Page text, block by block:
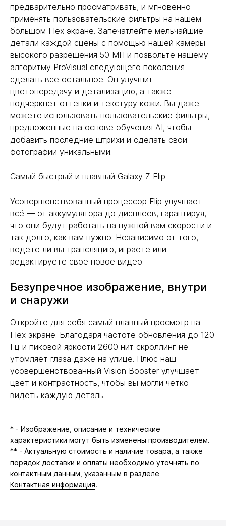
предварительно просматривать, и мгновенно
применять пользовательские фильтры на нашем
большом Flex экране. Запечатлейте мельчайшие
детали каждой сцены с помощью нашей камеры
высокого разрешения 50 МП и позвольте нашему
алгоритму ProVisual следующего поколения
сделать все остальное. Он улучшит
цветопередачу и детализацию, а также
подчеркнет оттенки и текстуру кожи. Вы даже
можете использовать пользовательские фильтры,
предложенные на основе обучения AI, чтобы
добавить последние штрихи и сделать свои
фотографии уникальными.
Самый быстрый и плавный Galaxy Z Flip
Усовершенствованный процессор Flip улучшает
всё — от аккумулятора до дисплеев, гарантируя,
что они будут работать на нужной вам скорости и
так долго, как вам нужно. Независимо от того,
ведете ли вы трансляцию, играете или
редактируете свое новое видео.
Безупречное изображение, внутри
и снаружи
Откройте для себя самый плавный просмотр на
Flex экране. Благодаря частоте обновления до 120
Гц и пиковой яркости 2600 нит скроллинг не
утомляет глаза даже на улице. Плюс наш
усовершенствованный Vision Booster улучшает
цвет и контрастность, чтобы вы могли четко
видеть каждую деталь.
* - Изображение, описание и технические
характеристики могут быть изменены производителем.
** - Актуальную стоимость и наличие товара, а также
порядок доставки и оплаты необходимо уточнять по
контактным данным, указанным в разделе
Контактная информация.